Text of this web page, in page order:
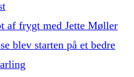
af frygt med Jette Møller
blev starten på et bedre